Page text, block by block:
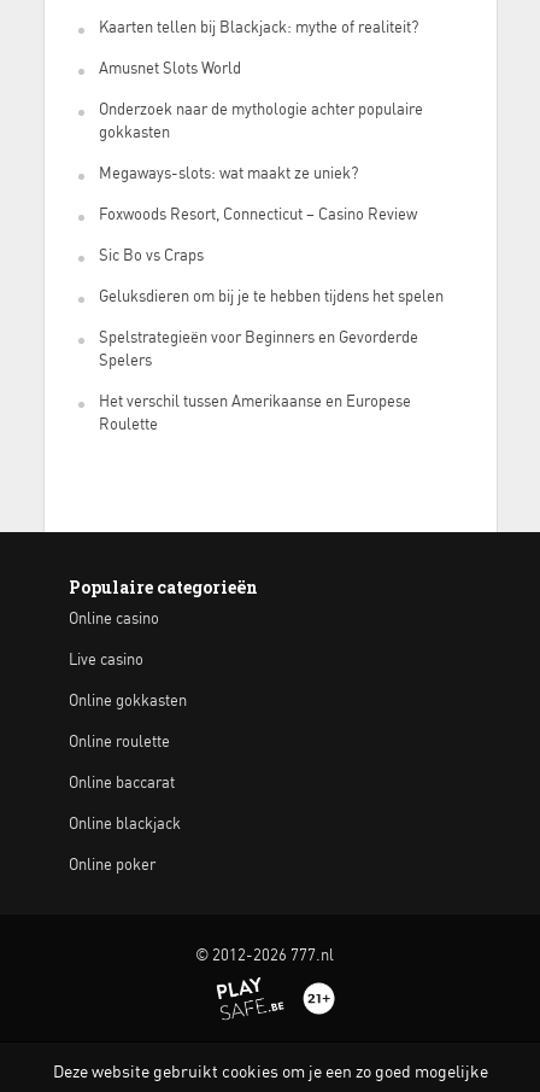
Kaarten tellen bij Blackjack: mythe of realiteit?
Amusnet Slots World
Onderzoek naar de mythologie achter populaire
gokkasten
Megaways-slots: wat maakt ze uniek?
Foxwoods Resort, Connecticut – Casino Review
Sic Bo vs Craps
Geluksdieren om bij je te hebben tijdens het spelen
Spelstrategieën voor Beginners en Gevorderde
Spelers
Het verschil tussen Amerikaanse en Europese
Roulette
Populaire categorieën
Online casino
Live casino
Online gokkasten
Online roulette
Online baccarat
Online blackjack
Online poker
© 2012-2026 777.nl
Deze website gebruikt cookies om je een zo goed mogelijke